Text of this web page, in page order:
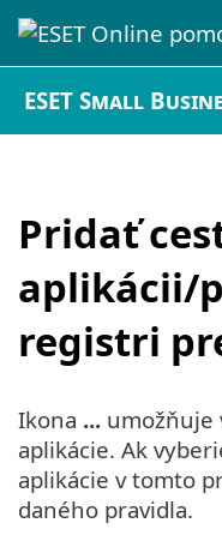
ESET Small
Pridať
aplikácii/
registri
Ikona ... umožňuje
aplikácie. Ak
aplikácie v tomto
daného pravidla.